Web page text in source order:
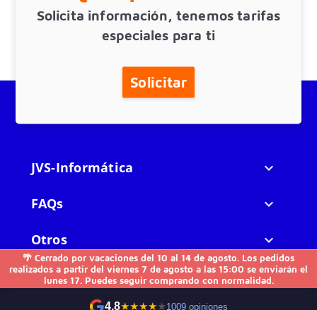
🌴 Cerrado por vacaciones del 10 al 14 de agosto. Los pedidos
realizados a partir del viernes 7 de agosto a las 15:00 se enviarán el
lunes 17. Puedes seguir comprando con normalidad.
4.8★★★★★1009 opiniones
¿Eres profesional?
Solicita información, tenemos tarifas
Otros 